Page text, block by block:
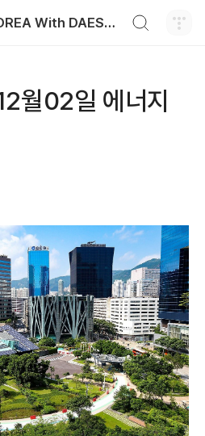
ENERGY KOREA With DAESUNG ENERGY
월02일 에너지